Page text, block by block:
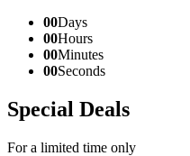
00Days
00Hours
00Minutes
00Seconds
Special Deals
For a limited time only